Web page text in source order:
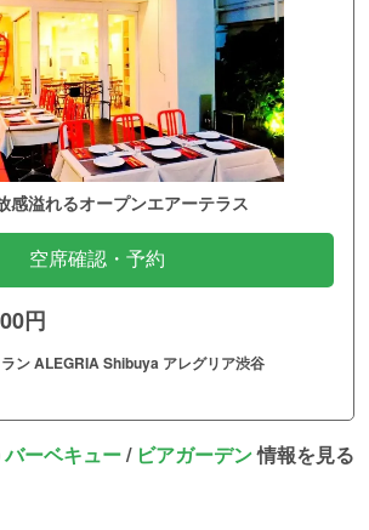
感溢れるオープンエアーテラス
空席確認・予約
円
ン ALEGRIA Shibuya アレグリア渋谷
バーベキュー/ ビアガーデン情報を見る